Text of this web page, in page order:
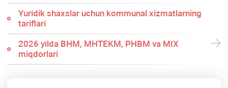
Yuridik shaхslar uchun kommunal хizmatlarning
tariflari
2026 yilda BHM, MHTEKM, PHBM va MIX
miqdorlari